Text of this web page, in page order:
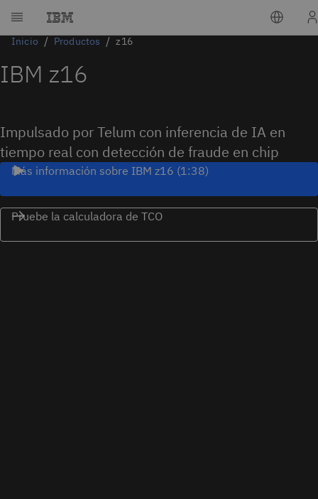
Inicio Productos z16
IBM z16
Impulsado por Telum con inferencia de IA en
tiempo real con detección de fraude en chip
Más información sobre IBM z16 (1:38)
Pruebe la calculadora de TCO